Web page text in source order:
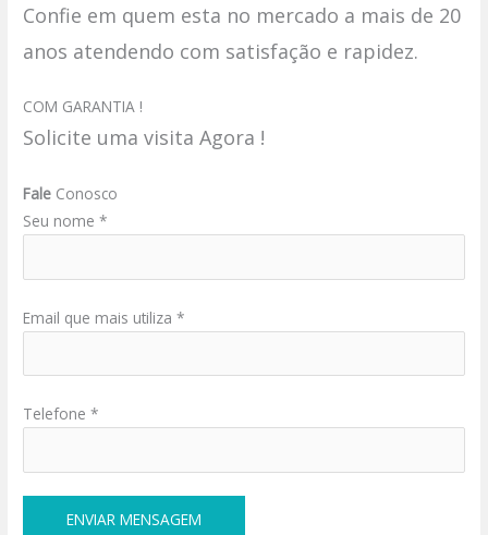
Confie em quem esta no mercado a mais de 20
anos atendendo com satisfação e rapidez.
COM GARANTIA !
Solicite uma visita Agora !
Fale Conosco
Seu nome *
Email que mais utiliza *
Telefone *